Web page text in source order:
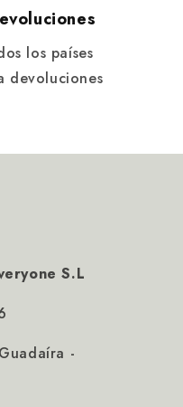
los países
devoluciones
S.L
-